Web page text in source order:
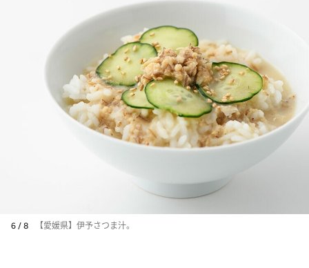
6 / 8 【愛媛県】伊予さつま汁。